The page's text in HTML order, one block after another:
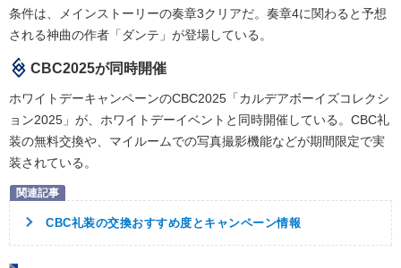
条件は、メインストーリーの奏章3クリアだ。奏章4に関わると予想
される神曲の作者「ダンテ」が登場している。
CBC2025が同時開催
ホワイトデーキャンペーンのCBC2025「カルデアボーイズコレクシ
ョン2025」が、ホワイトデーイベントと同時開催している。CBC礼
装の無料交換や、マイルームでの写真撮影機能などが期間限定で実
装されている。
CBC礼装の交換おすすめ度とキャンペーン情報